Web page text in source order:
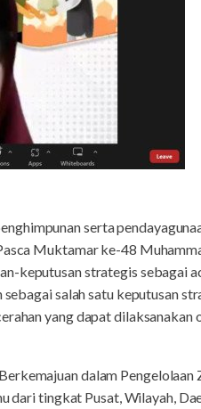
serta
Muktamar ke-48
keputusan strategis sebagai
salah satu keputusan
yang dapat dilaksanakan
dalam Pengelolaan
dari tingkat Pusat, Wilayah,